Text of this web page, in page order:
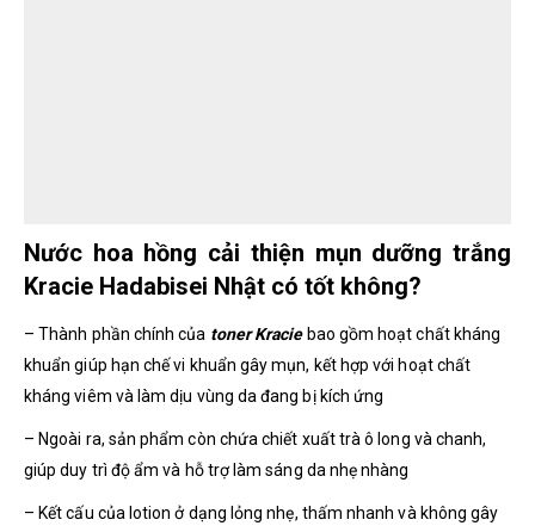
Nước hoa hồng cải thiện mụn dưỡng trắng
Kracie Hadabisei Nhật có tốt không?
– Thành phần chính của toner Kraciebao gồm hoạt chất kháng
khuẩn giúp hạn chế vi khuẩn gây mụn, kết hợp với hoạt chất
kháng viêm và làm dịu vùng da đang bị kích ứng
– Ngoài ra, sản phẩm còn chứa chiết xuất trà ô long và chanh,
giúp duy trì độ ẩm và hỗ trợ làm sáng da nhẹ nhàng
– Kết cấu của lotion ở dạng lỏng nhẹ, thấm nhanh và không gây